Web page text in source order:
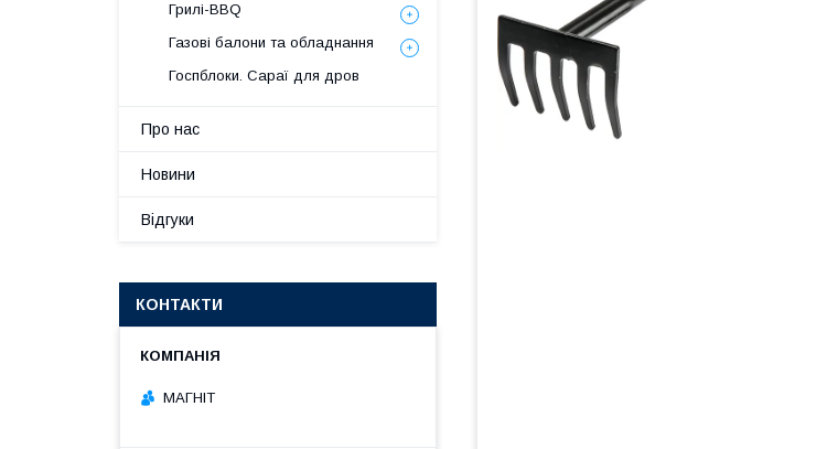
Грилі-BBQ
Газові балони та обладнання
Госпблоки. Сараї для дров
Про нас
Новини
Відгуки
КОНТАКТИ
МАГНІТ